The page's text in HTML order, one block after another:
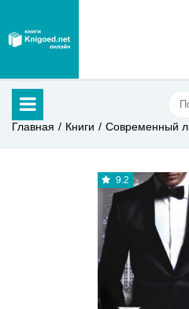
Главная Книги Современный
9.2